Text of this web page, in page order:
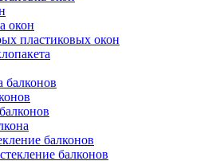
окон
пластиковых окон
балконов
балконов
балконов